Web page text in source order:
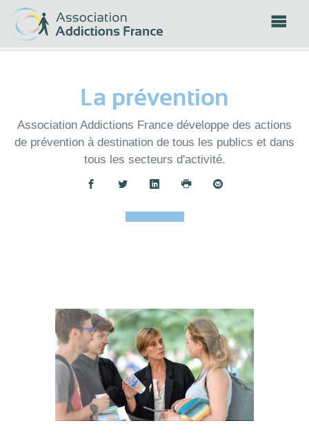
La prévention
Association Addictions France développe des actions
de prévention à destination de tous les publics et dans
tous les secteurs d'activité.
Partager :
Panneau de gestion des cookies